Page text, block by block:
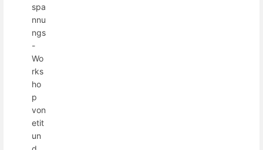
spa
nnu
ngs
-
Wo
rks
ho
p
von
etit
un